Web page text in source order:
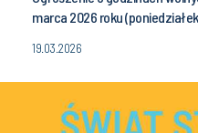
marca 2026 roku
19.03.2026